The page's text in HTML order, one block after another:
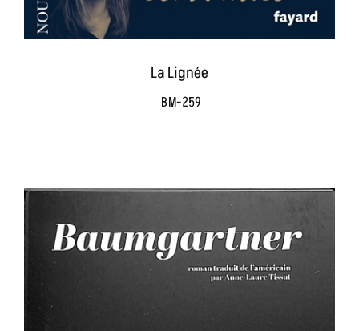
La Lignée
BM-259